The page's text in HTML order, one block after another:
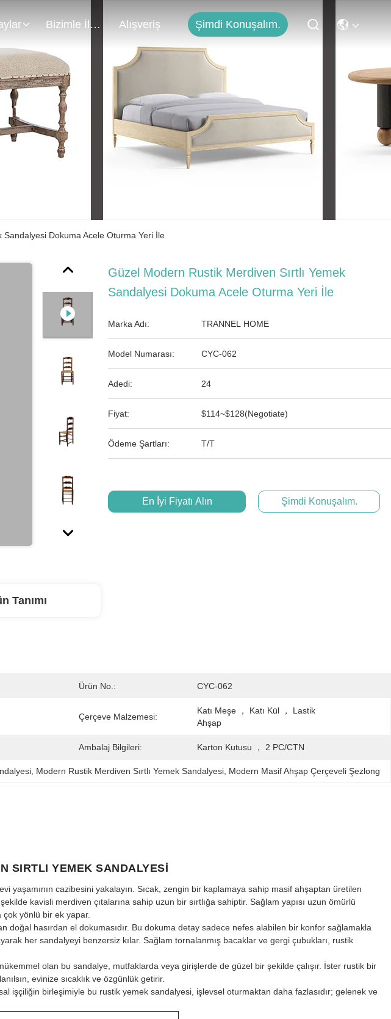
Bizimle İletişim Alışveriş Şimdi Konuşalım.
Sandalyesi Dokuma Acele Oturma Yeri İle
Güzel Modern Rustik Merdiven Sırtlı Yemek
Sandalyesi Dokuma Acele Oturma Yeri İle
Marka Adı: TRANNEL HOME
Model Numarası: CYC-062
Adedi: 24
Fiyat: $114~$128(Negotiate)
Ödeme Şartları: T/T
En İyi Fiyatı Alın Şimdi Konuşalım.
Tanımı
Ürün No.: CYC-062
Çerçeve Malzemesi:
Katı Meşe ， Katı Kül ， Lastik
Ahşap
Ambalaj Bilgileri: Karton Kutusu ， 2 PC/CTN
Modern Rustik Merdiven Sırtlı Yemek Sandalyesi Modern Masif Ahşap Çerçeveli Şezlong
SIRTLI YEMEK SANDALYESI
yaşamının cazibesini yakalayın. Sıcak, zengin bir kaplamaya sahip masif ahşaptan üretilen
kavisli merdiven çıtalarına sahip uzun bir sırtlığa sahiptir. Sağlam yapısı uzun ömürlü
çok yönlü bir ek yapar.
doğal hasırdan el dokumasıdır. Bu dokuma detay sadece nefes alabilen bir konfor sağlamakla
her sandalyeyi benzersiz kılar. Sağlam tornalanmış bacaklar ve gergi çubukları, rustik
olan bu sandalye, mutfaklarda veya girişlerde de güzel bir şekilde çalışır. İster rustik bir
evinize sıcaklık ve özgünlük getirir.
işçiliğin birleşimiyle bu rustik yemek sandalyesi, işlevsel oturmaktan daha fazlasıdır; gelenek ve